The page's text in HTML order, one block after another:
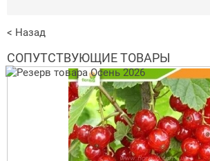
< Назад
СОПУТСТВУЮЩИЕ ТОВАРЫ